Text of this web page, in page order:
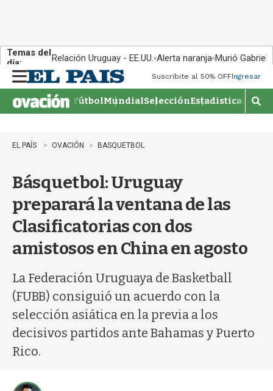
Temas del
día:
Relación Uruguay - EE.UU. Alerta naranja Murió Gabriel
n
u
Suscribite al 50% OFFIngresar
FútbolMundialSelecciónEstadisticas
M
o
EL PAÍS OVACIÓN BASQUETBOL
Básquetbol: Uruguay
preparará la ventana de las
Clasificatorias con dos
amistosos en China en agosto
La Federación Uruguaya de Basketball
(FUBB) consiguió un acuerdo con la
selección asiática en la previa a los
decisivos partidos ante Bahamas y Puerto
Rico.